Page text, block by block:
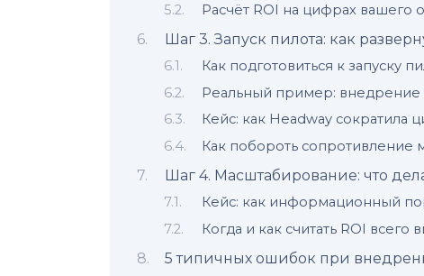
Расчёт ROI на цифрах вашего
Шаг 3. Запуск пилота: как
Как подготовиться к запуску
Реальный пример: внедрение
Кейс: как Headway сократила
Как побороть
Шаг 4. Масштабирование: что
Кейс: как информационный
Когда и как считать ROI всего
5 типичных ошибок при